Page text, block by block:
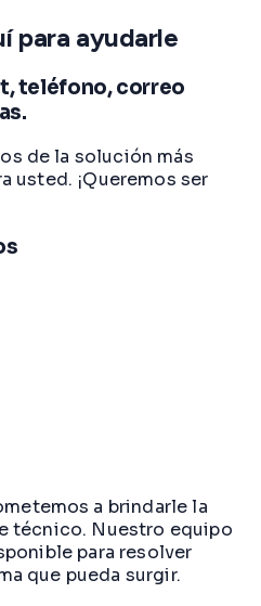
para ayudarle
teléfono, correo
de la solución más
usted. ¡Queremos ser
a brindarle la
técnico. Nuestro equipo
para resolver
que pueda surgir.